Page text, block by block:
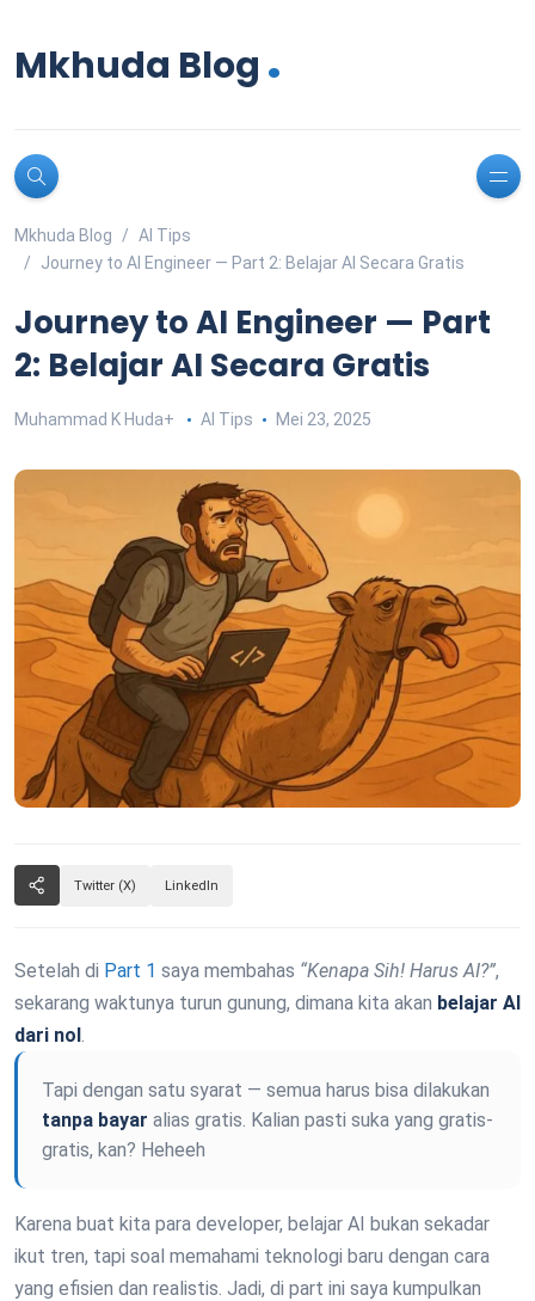
Mkhuda Blog .
Mkhuda Blog
AI Tips
Journey to AI Engineer — Part 2: Belajar AI Secara Gratis
Journey to AI Engineer — Part
2: Belajar AI Secara Gratis
Muhammad K Huda+ AI Tips Mei 23, 2025
Twitter (X) LinkedIn
Setelah di Part 1 saya membahas “Kenapa Sih! Harus AI?”,
sekarang waktunya turun gunung, dimana kita akan belajar AI
dari nol.
Tapi dengan satu syarat — semua harus bisa dilakukan
tanpa bayar alias gratis. Kalian pasti suka yang gratis-
gratis, kan? Heheeh
Karena buat kita para developer, belajar AI bukan sekadar
ikut tren, tapi soal memahami teknologi baru dengan cara
yang efisien dan realistis. Jadi, di part ini saya kumpulkan